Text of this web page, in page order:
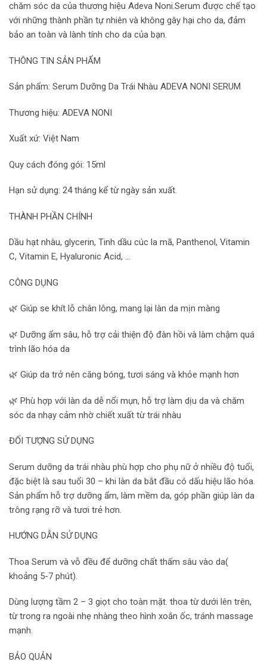
chăm sóc da của thương hiệu Adeva Noni.Serum được chế tạo
với những thành phần tự nhiên và không gây hại cho da, đảm
bảo an toàn và lành tính cho da của bạn.
THÔNG TIN SẢN PHẨM
Sản phẩm: Serum Dưỡng Da Trái Nhàu ADEVA NONI SERUM
Thương hiệu: ADEVA NONI
Xuất xứ: Việt Nam
Quy cách đóng gói: 15ml
Hạn sử dụng: 24 tháng kể từ ngày sản xuất.
THÀNH PHẦN CHÍNH
Dầu hạt nhàu, glycerin, Tinh dầu cúc la mã, Panthenol, Vitamin
C, Vitamin E, Hyaluronic Acid, …
CÔNG DỤNG
🌿 Giúp se khít lỗ chân lông, mang lại làn da mịn màng
🌿 Dưỡng ẩm sâu, hỗ trợ cải thiện độ đàn hồi và làm chậm quá
trình lão hóa da
🌿 Giúp da trở nên căng bóng, tươi sáng và khỏe mạnh hơn
🌿 Phù hợp với làn da dễ nổi mụn, hỗ trợ làm dịu da và chăm
sóc da nhạy cảm nhờ chiết xuất từ trái nhàu
ĐỐI TƯỢNG SỬ DỤNG
Serum dưỡng da trái nhàu phù hợp cho phụ nữ ở nhiều độ tuổi,
đặc biệt là sau tuổi 30 – khi làn da bắt đầu có dấu hiệu lão hóa.
Sản phẩm hỗ trợ dưỡng ẩm, làm mềm da, góp phần giúp làn da
trông rạng rỡ và tươi trẻ hơn.
HƯỚNG DẪN SỬ DỤNG
Thoa Serum và vỗ đều để dưỡng chất thấm sâu vào da(
khoảng 5-7 phút).
Dùng lượng tầm 2 – 3 giọt cho toàn mặt. thoa từ dưới lên trên,
từ trong ra ngoài nhẹ nhàng theo hình xoắn ốc, tránh massage
mạnh.
BẢO QUẢN